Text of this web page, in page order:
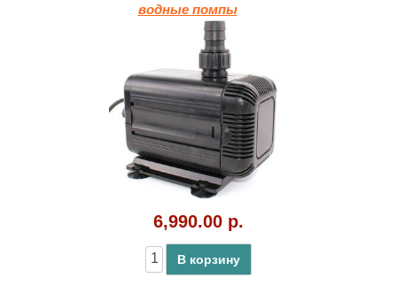
водные помпы
6,990.00 р.
В корзину